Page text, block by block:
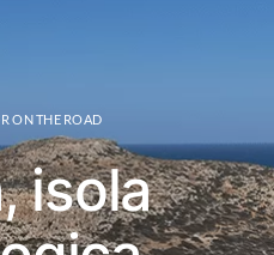
ON THE ROAD
isola